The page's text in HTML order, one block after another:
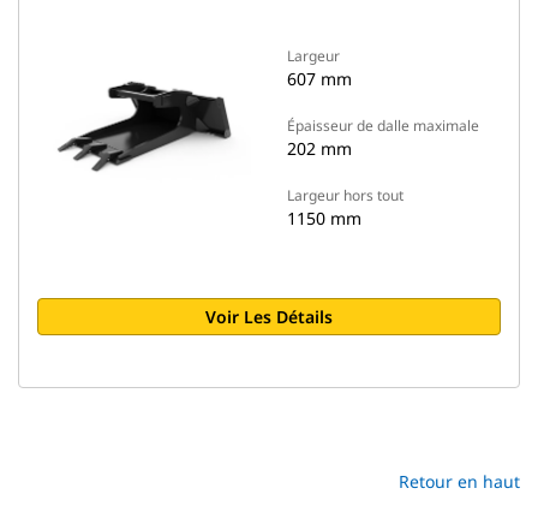
Largeur
607 mm
Épaisseur de dalle maximale
202 mm
Largeur hors tout
1150 mm
Voir Les Détails
Retour en haut